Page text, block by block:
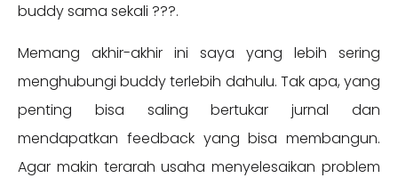
buddy sama sekali ???.
Memang akhir-akhir ini saya yang lebih sering
menghubungi buddy terlebih dahulu. Tak apa, yang
penting bisa saling bertukar jurnal dan
mendapatkan feedback yang bisa membangun.
Agar makin terarah usaha menyelesaikan problem